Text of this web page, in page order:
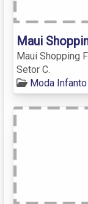
Maui
Maui Shopping
Setor C.
Moda